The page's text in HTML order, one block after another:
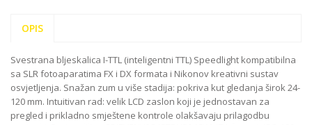
OPIS
Svestrana bljeskalica I-TTL (inteligentni TTL) Speedlight kompatibilna
sa SLR fotoaparatima FX i DX formata i Nikonov kreativni sustav
osvjetljenja. Snažan zum u više stadija: pokriva kut gledanja širok 24-
120 mm. Intuitivan rad: velik LCD zaslon koji je jednostavan za
pregled i prikladno smještene kontrole olakšavaju prilagodbu